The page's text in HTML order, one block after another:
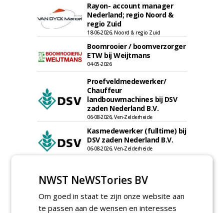
Rayon- account manager
Nederland; regio Noord &
regio Zuid
18-06-2026, Noord & regio Zuid
Boomrooier / boomverzorger
ETW bij Weijtmans
04-05-2026
Proefveldmedewerker/
Chauffeur
landbouwmachines bij DSV
zaden Nederland B.V.
06-08-2026, Ven-Zelderheide
Kasmedewerker (fulltime) bij
DSV zaden Nederland B.V.
06-08-2026, Ven-Zelderheide
magazijnmedewerker
(fulltime) bij DSV zaden
Nederland B.V.
06-08-2026, Ven Zelderheide
NWST NeWSTories BV
Om goed in staat te zijn onze website aan
te passen aan de wensen en interesses